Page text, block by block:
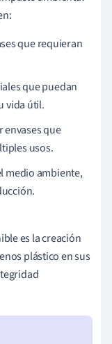
que requieran
que puedan
vida útil.
envases que
usos.
medio ambiente,
es la creación
plástico en sus